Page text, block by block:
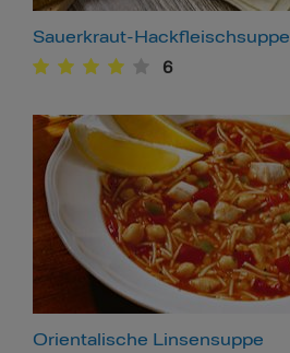
Sauerkraut-Hackfleischsuppe
6
Orientalische Linsensuppe